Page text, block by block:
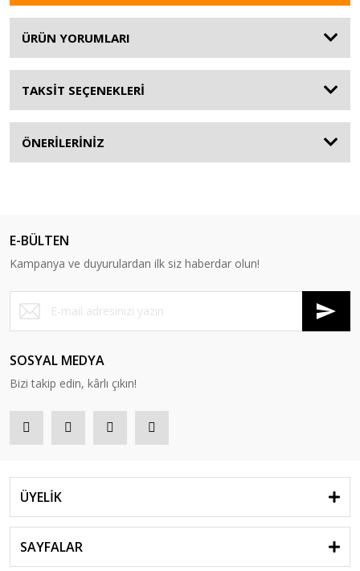
ÜRÜN YORUMLARI
TAKSİT SEÇENEKLERİ
ÖNERİLERİNİZ
E-BÜLTEN
Kampanya ve duyurulardan ilk siz haberdar olun!
SOSYAL MEDYA
Bizi takip edin, kârlı çıkın!
ÜYELİK
SAYFALAR